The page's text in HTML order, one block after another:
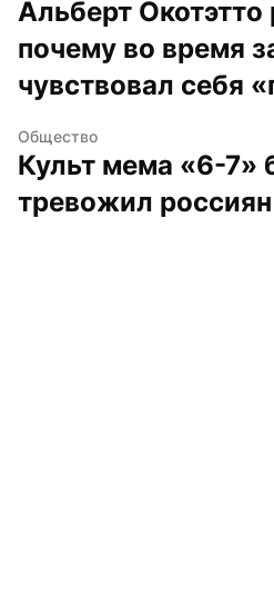
Альберт Окотэтто
почему во время
чувствовал себя
Общество
Культ мема «6-7»
тревожил россиян